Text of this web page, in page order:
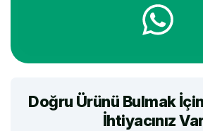
Doğru Ürünü Bulmak İçin
İhtiyacınız